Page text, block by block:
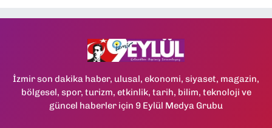
İzmir son dakika haber, ulusal, ekonomi, siyaset, magazin,
bölgesel, spor, turizm, etkinlik, tarih, bilim, teknoloji ve
güncel haberler için 9 Eylül Medya Grubu